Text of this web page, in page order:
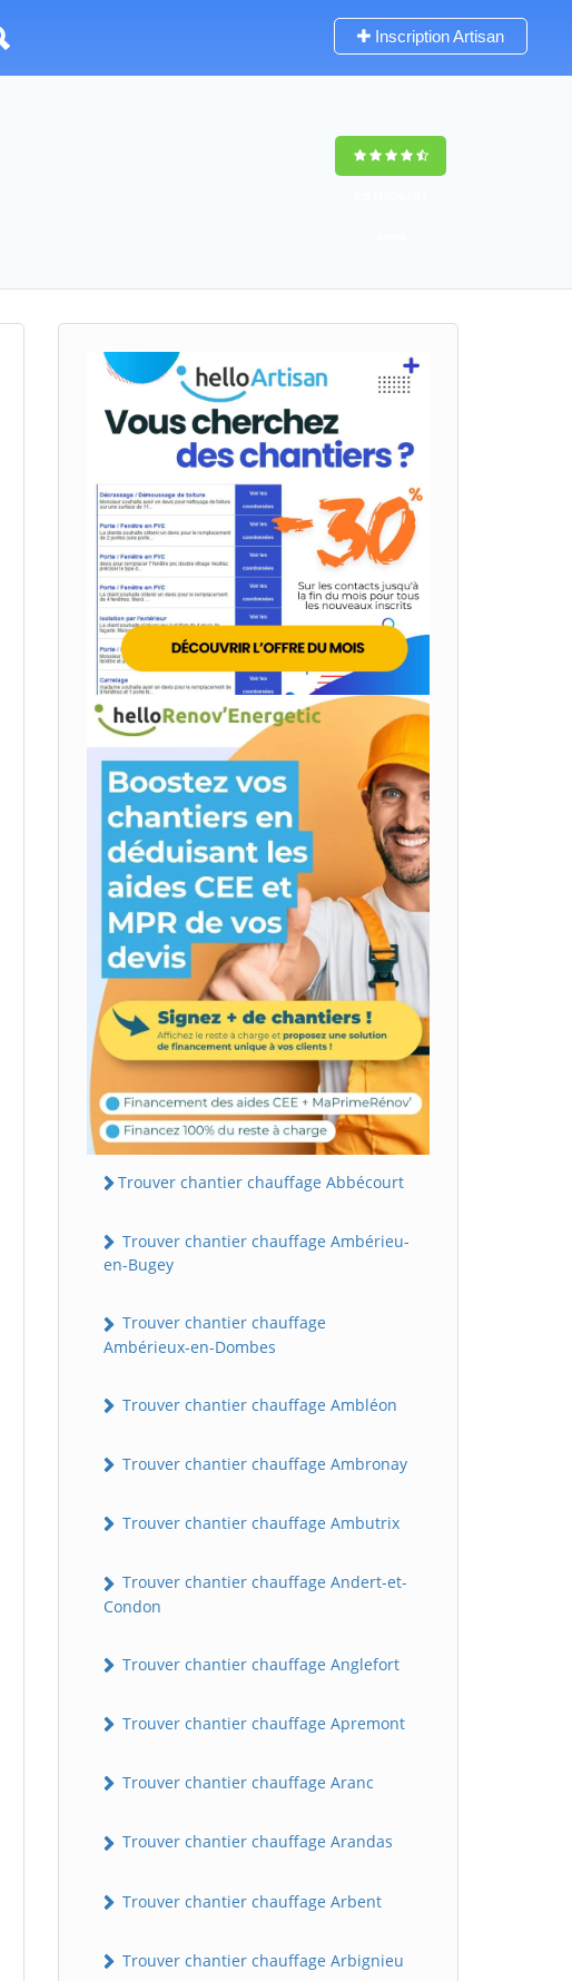
Inscription Artisan
Trouver chantier chauffage Abbécourt
Trouver chantier chauffage Ambérieu-
en-Bugey
Trouver chantier chauffage
Ambérieux-en-Dombes
Trouver chantier chauffage Ambléon
Trouver chantier chauffage Ambronay
Trouver chantier chauffage Ambutrix
Trouver chantier chauffage Andert-et-
Condon
Trouver chantier chauffage Anglefort
Trouver chantier chauffage Apremont
Trouver chantier chauffage Aranc
Trouver chantier chauffage Arandas
Trouver chantier chauffage Arbent
Trouver chantier chauffage Arbignieu